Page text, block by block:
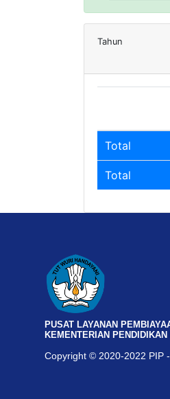
Tahun
Total
Total
PUSAT LAYANAN
KEMENTERIAN
Copyright © 2020-2022 PIP